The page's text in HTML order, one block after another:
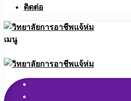
ติดต่อ
เมนู